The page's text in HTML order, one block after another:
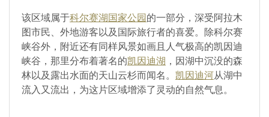
该区域属于科尔赛湖国家公园的一部分，深受阿拉木
图市民、外地游客以及国际旅行者的喜爱。除科尔赛
峡谷外，附近还有同样风景如画且人气极高的凯因迪
峡谷，那里分布着著名的凯因迪湖 ，因湖中沉没的森
林以及露出水面的天山云杉而闻名。 凯因迪河从湖中
流入又流出，为这片区域增添了灵动的自然气息。